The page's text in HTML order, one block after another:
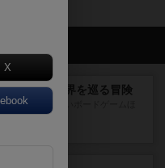
投稿
ション：世界を巡る冒険
朽の名作。新しいボードゲームほ
？いいえ。...
X